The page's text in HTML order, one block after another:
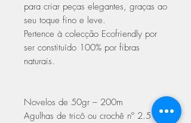
para criar peças elegantes, graças ao
seu toque fino e leve.
Pertence à colecção Ecofriendly por
ser constituído 100% por fibras
naturais.
Novelos de 50gr – 200m
Agulhas de tricô ou crochê nº 2.5 –